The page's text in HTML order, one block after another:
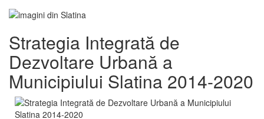
Strategia Integrată de
Dezvoltare Urbană a
Municipiului Slatina 2014-2020